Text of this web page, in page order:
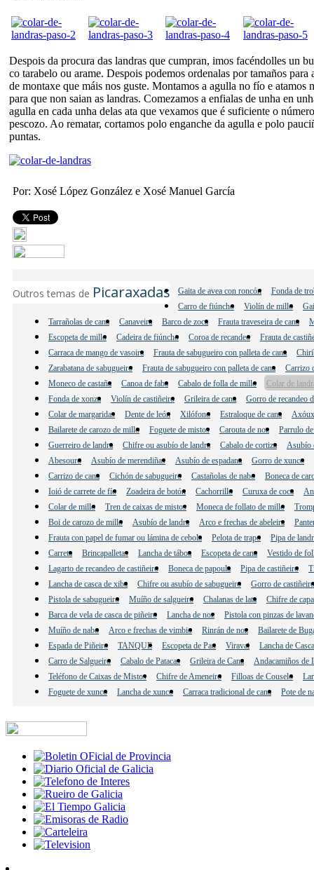
Despois da procura das landras que cumpran, imos facéndolles un
co tarabelo ou arame. Despois podemos ordenalas por tamaños para
de montaxe que máis nos guste. Montamos a agulla no fío e atamos
para que non saian as landras. Comezamos a enfialas de unha en
agulla en cada unha delas ata que vexamos que é suficiente o
pescozo. Ao rematar, cortamos polo enganche da agulla e polo
puntas.
Por: Xosé López González e Xosé Manuel García
Outros temas de Picaraxadas Gaita de avea con roncón
Fonda de
Carro de fiúncho
Violín de millo
Tarrañolas de cana
Canaveira Barco de zoca Frauta traveseira de cana
Escopeta de millo
Cadeira de fiúncho Coroa de recandeo
Frauta de
Carraca de mango de vasoira
Frauta de sabugueiro con palleta de cana
Zarabatana de sabugueiro
Frauta de sabugueiro con palleta de cana
Carrizo
Moneco de castaña
Canoa de faba Cabalo de folla de millo
Colar de
Fonda de xonza
Violín de castiñeiro Grileira de cana
Gorro de recandeo
Colar de margaridas
Dente de león Xilófono Estraloque de cana
Bailarete de carozo de millo
Foguete de mistos Carouta de noz
Parrulo
Guerreiro de landra
Chifre ou asubío de landra Cabalo de cortiza
Asubío
Abesouro
Asubío de merendiñas Asubío de espadana
Gorro de xunco
Carrizo de cana
Cichón de sabugueiro Castañolas de nabo
Boneca de
Ioió de carrete de fío
Zoadeira de botón Cachorrillo Curuxa de coca
Colar de millo
Tren de caixas de mistos Moneca de follato de millo
Boi de carozo de millo
Asubío de landra Arco e frechas de abeleira
Frauta con papel de fumar ou lámina de cebola
Pelota de trapo
Pipa de
Carreta
Brincapalletas Lancha de táboa Escopeta de cana
Vestido de
Lagarto de recandeo de castiñeiro
Boneca de papoula Pipa de castiñeiro
Lancha de casca de xiba
Chifre ou asubío de sabugueiro
Gorro de castiñeiro
Pistola de sabugueiro
Muíño de salgueiro Chalanas de lata
Chifre de
Barca de vela de casca de piñeiro
Lancha de noz
Pistola con pinzas de
Muíño de nabo
Arco e frechas de vimbio Rinrán de noz
Bailarete de
Espada de Piñeiro
TANQUE Escopeta de Pau Viravai
Lancha de
Carro de Salgueiro
Cabalo de Patacas Grileira de Cana
Andacamiños de
Teléfono de Caixas de Mistos
Chifre de Ameneiro Filloas de Couselo
Foguete de xunco
Lancha de xunco Carraca tradicional de cana Pote de